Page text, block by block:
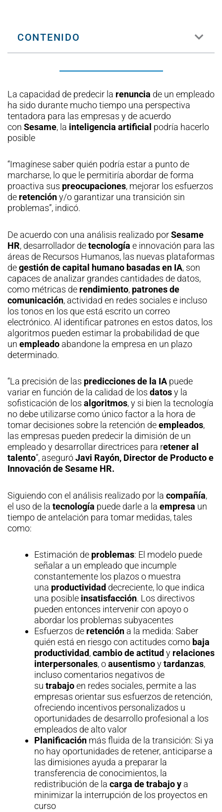
CONTENIDO
La capacidad de predecir la renuncia de un empleado
ha sido durante mucho tiempo una perspectiva
tentadora para las empresas y de acuerdo
con Sesame, la inteligencia artificial podría hacerlo
posible
“Imagínese saber quién podría estar a punto de
marcharse, lo que le permitiría abordar de forma
proactiva sus preocupaciones, mejorar los esfuerzos
de retencióny/o garantizar una transición sin
problemas”, indicó.
De acuerdo con una análisis realizado porSesame
HR, desarrollador detecnología e innovación para las
áreas de Recursos Humanos, las nuevas plataformas
degestión de capital humano basadas en IA, son
capaces de analizar grandes cantidades de datos,
como métricas de rendimiento, patrones de
comunicación, actividad en redes sociales e incluso
los tonos en los que está escrito un correo
electrónico. Al identificar patrones en estos datos, los
algoritmos pueden estimar la probabilidad de que
un empleado abandone la empresa en un plazo
determinado.
“La precisión de las predicciones de la IA puede
variar en función de la calidad de los datosy la
sofisticación de los algoritmos, y si bien la tecnología
no debe utilizarse como único factor a la hora de
tomar decisiones sobre la retención deempleados,
las empresas pueden predecir la dimisión de un
empleado y desarrollar directrices para retener al
talento”, aseguróJavi Rayón, Director de Producto e
Innovación de Sesame HR.
Siguiendo con el análisis realizado por la compañía,
el uso de la tecnología puede darle a la empresa un
tiempo de antelación para tomar medidas, tales
como:
Estimación de problemas: El modelo puede
señalar a un empleado que incumple
constantemente los plazos o muestra
una productividad decreciente, lo que indica
una posible insatisfacción. Los directivos
pueden entonces intervenir con apoyo o
abordar los problemas subyacentes
Esfuerzos de retención a la medida: Saber
quién está en riesgo con actitudes como baja
productividad,cambio de actitud y relaciones
interpersonales, oausentismoytardanzas,
incluso comentarios negativos de
su trabajoen redes sociales, permite a las
empresas orientar sus esfuerzos de retención,
ofreciendo incentivos personalizados u
oportunidades de desarrollo profesional a los
empleados de alto valor
Planificación más fluida de la transición: Si ya
no hay oportunidades de retener, anticiparse a
las dimisiones ayuda a preparar la
transferencia de conocimientos, la
redistribución de la carga de trabajo y a
minimizar la interrupción de los proyectos en
curso